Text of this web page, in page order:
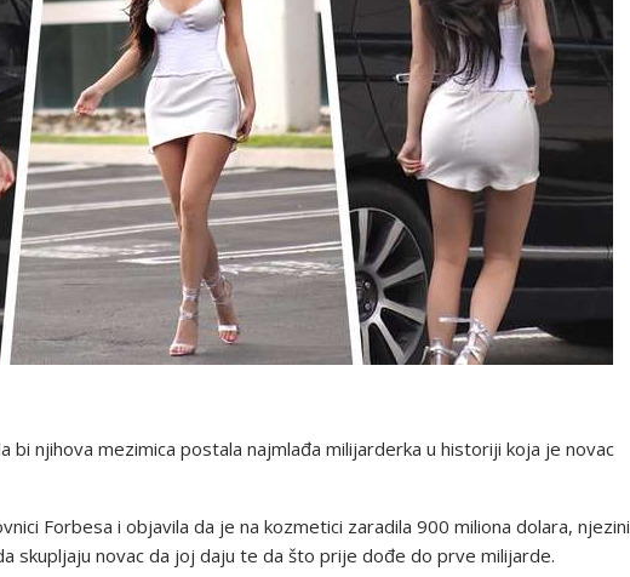
bi njihova mezimica postala najmlađa milijarderka u historiji koja je novac
Forbesa i objavila da je na kozmetici zaradila 900 miliona dolara, njezini
skupljaju novac da joj daju te da što prije dođe do prve milijarde.